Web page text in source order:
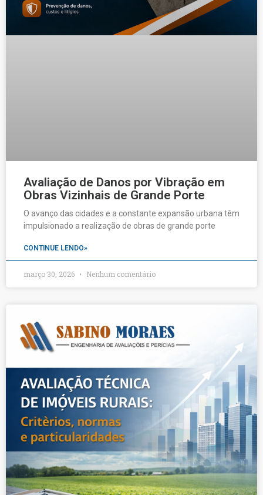
Avaliação de Danos por Vibração em
Obras Vizinhais de Grande Porte
O avanço das cidades e a constante expansão urbana têm
impulsionado a realização de obras de grande porte
CONTINUE LENDO»
março 30, 2026 Nenhum comentário